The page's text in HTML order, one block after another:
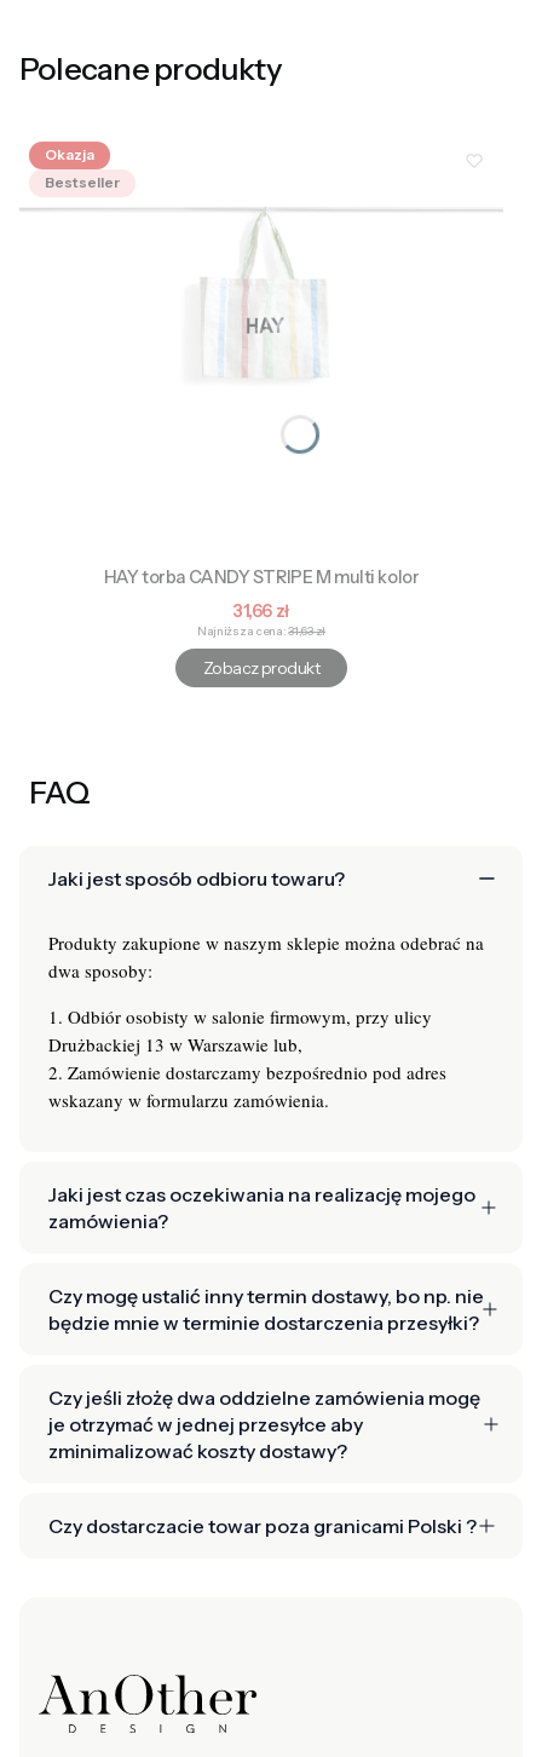
Polecane produkty
Okazja
Bestseller
HAY torba CANDY STRIPE M multi kolor
Cena promocyjna
31,66 zł
Najniższa cena: 31,63 zł
Zobacz produkt
FAQ
Jaki jest sposób odbioru towaru?
Produkty zakupione w naszym sklepie można odebrać na
dwa sposoby:
1. Odbiór osobisty w salonie firmowym, przy ulicy
Drużbackiej 13 w Warszawie lub,
2. Zamówienie dostarczamy bezpośrednio pod adres
wskazany w formularzu zamówienia.
Jaki jest czas oczekiwania na realizację mojego
zamówienia?
Czy mogę ustalić inny termin dostawy, bo np. nie
będzie mnie w terminie dostarczenia przesyłki?
Czy jeśli złożę dwa oddzielne zamówienia mogę
je otrzymać w jednej przesyłce aby
zminimalizować koszty dostawy?
Czy dostarczacie towar poza granicami Polski ?